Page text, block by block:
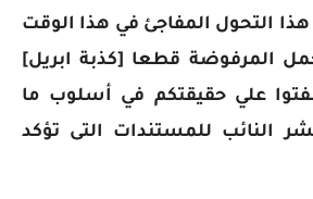
التحول المفاجئ في هذا الوقت
المرفوضة قطعا [كذبة ابريل]
علي حقيقتكم في أسلوب ما
النائب للمستندات التى تؤكد